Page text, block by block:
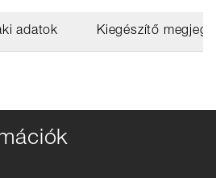
adatok Kiegészítő